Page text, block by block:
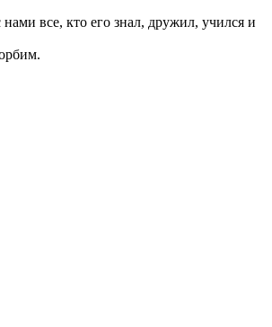
все, кто его знал, дружил, учился и